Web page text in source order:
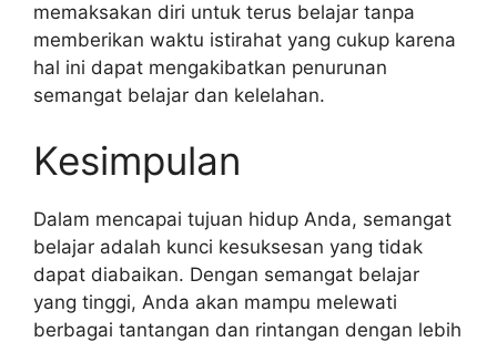
memaksakan diri untuk terus belajar tanpa
memberikan waktu istirahat yang cukup karena
hal ini dapat mengakibatkan penurunan
semangat belajar dan kelelahan.
Kesimpulan
Dalam mencapai tujuan hidup Anda, semangat
belajar adalah kunci kesuksesan yang tidak
dapat diabaikan. Dengan semangat belajar
yang tinggi, Anda akan mampu melewati
berbagai tantangan dan rintangan dengan lebih